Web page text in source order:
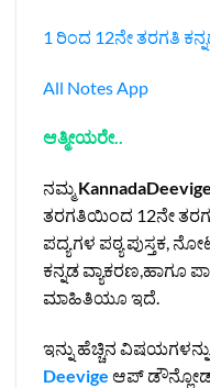
1 ರಿಂದ 12ನೇ ತರಗತಿ
All Notes App
ಆತ್ಮೀಯರೇ..
ನಮ್ಮ
ತರಗತಿಯಿಂದ 12ನೇ
ಪದ್ಯಗಳ ಪಠ್ಯ ಪುಸ್ತಕ,
ಕನ್ನಡ ವ್ಯಾಕರಣ,ಹಾಗೂ
ಮಾಹಿತಿಯೂ ಇದೆ.
ಇನ್ನು ಹೆಚ್ಚಿನ
Deevige ಆಪ್ ಡೌನ್ಲೋಡ್